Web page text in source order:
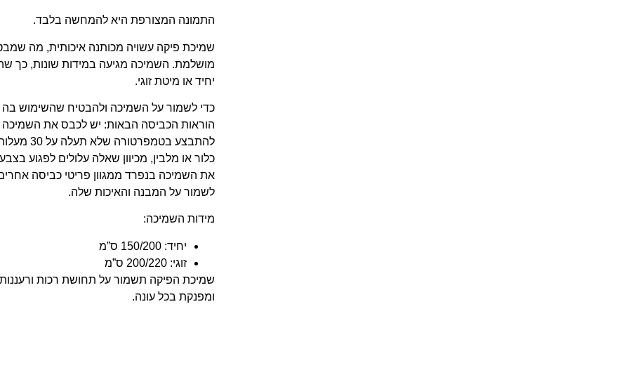
התמונה המצורפת היא להמחשה בלבד.
שמיכת פיקה עשויה מכותנה איכותית, מה
מושלמת. השמיכה מגיעה במידות שונות, כך
יחיד או מיטת זוגי.
כדי לשמור על השמיכה ולהבטיח שהשימוש בה
הוראות הכביסה הבאות: יש לכבס את השמיכה
להתבצע
כלור או מלבין, מכיוון שאלה עלולים לפגוע
את השמיכה בנפרד ממגוון פריטי כביסה
לשמור על המבנה והאיכות שלה.
מידות השמיכה:
יחיד: 150/200 ס”מ
זוגי: 200/220 ס”מ
שמיכת הפיקה תשמור על תחושת רכות
ומפנקת בכל עונה.